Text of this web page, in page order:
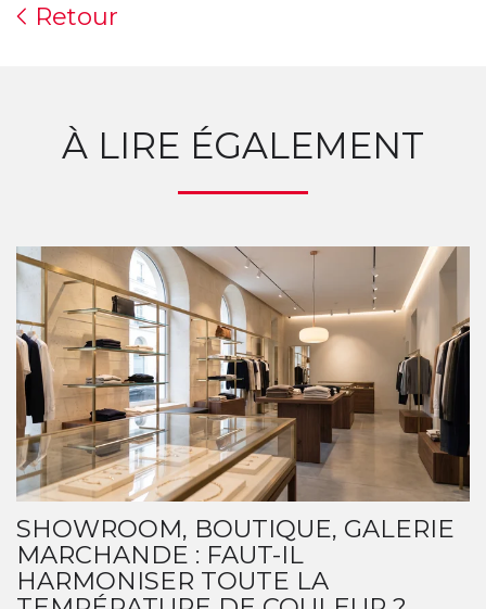
Retour
À LIRE ÉGALEMENT
SHOWROOM, BOUTIQUE, GALERIE
MARCHANDE : FAUT-IL
HARMONISER TOUTE LA